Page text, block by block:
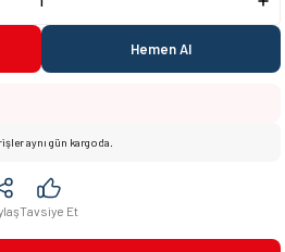
Hemen Al
aynı gün kargoda.
Tavsiye Et